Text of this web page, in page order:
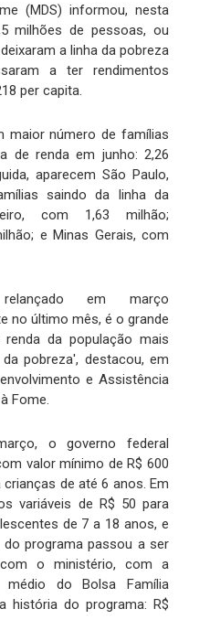
(MDS) informou, nesta
milhões de pessoas, ou
a linha da pobreza
a ter rendimentos
per capita.
número de famílias
de renda em junho: 2,26
aparecem São Paulo,
saindo da linha da
com 1,63 milhão;
e Minas Gerais, com
em março
no último mês, é o grande
da população mais
pobreza', destacou, em
e Assistência
Fome.
o governo federal
valor mínimo de R$ 600
de até 6 anos. Em
variáveis de R$ 50 para
de 7 a 18 anos, e
programa passou a ser
o ministério, com a
do Bolsa Família
história do programa: R$